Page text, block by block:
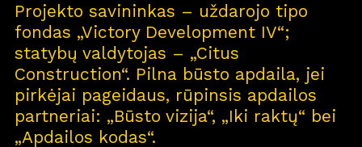
Projektai
Projekto savininkas – uždarojo tipo
fondas „Victory Development IV“;
statybų valdytojas – „Citus
Construction“. Pilna būsto apdaila, jei
pirkėjai pageidaus, rūpinsis apdailos
partneriai: „Būsto vizija“, „Iki raktų“ bei
„Apdailos kodas“.